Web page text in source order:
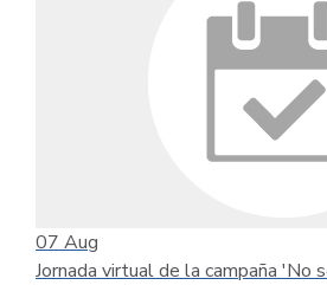
07 Aug
Jornada virtual de la campaña 'No